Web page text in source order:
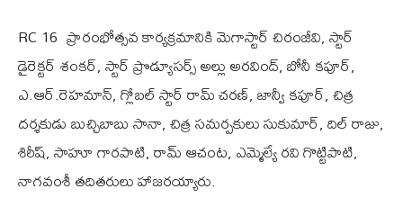
RC 16 ప్రారంభోత్స‌వ కార్య‌క్ర‌మానికి మెగాస్టార్ చిరంజీవి, స్టార్
డైరెక్ట‌ర్ శంక‌ర్, స్టార్ ప్రొడ్యూస‌ర్స్ అల్లు అర‌వింద్, బోనీ క‌పూర్,
ఎ.ఆర్‌.రెహ‌మాన్‌, గ్లోబ‌ల్ స్టార్ రామ్ చ‌ర‌ణ్‌, జాన్వీ క‌పూర్‌, చిత్ర
ద‌ర్శ‌కుడు బుచ్చిబాబు సానా, చిత్ర స‌మ‌ర్ప‌కులు సుకుమార్, దిల్ రాజు,
శిరీష్, సాహూ గారపాటి, రామ్ ఆచంట, ఎమ్మెల్యే రవి గొట్టిపాటి,
నాగవంశీ తదితరులు హాజ‌ర‌య్యారు.